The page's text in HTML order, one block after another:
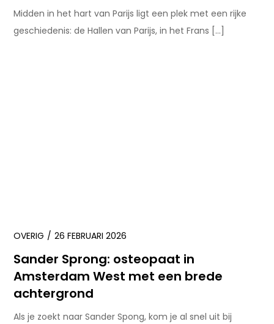
Midden in het hart van Parijs ligt een plek met een rijke
geschiedenis: de Hallen van Parijs, in het Frans […]
OVERIG 26 FEBRUARI 2026
Sander Sprong: osteopaat in
Amsterdam West met een brede
achtergrond
Als je zoekt naar Sander Spong, kom je al snel uit bij